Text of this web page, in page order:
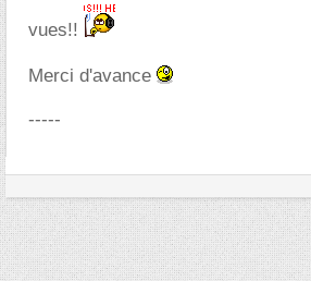
vues!!
Merci d'avance
-----